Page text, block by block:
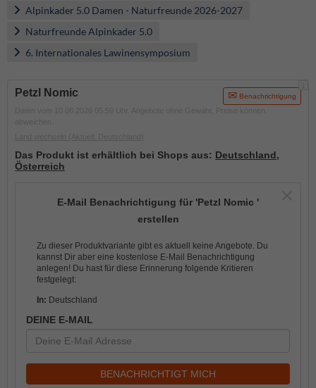
Alpinkader 5.0 Damen - Naturfreunde 2026-2027
Naturfreunde Alpinkader 5.0
6. Internationales Lawinensymposium
Petzl Nomic Benachrichtigung
Das Produkt ist erhältlich bei Shops aus: Deutschland,
Österreich
E-Mail Benachrichtigung für 'Petzl Nomic '
erstellen
Zu dieser Produktvariante gibt es aktuell keine Angebote. Du
kannst Dir aber eine kostenlose E-Mail Benachrichtigung
anlegen! Du hast für diese Erinnerung folgende Kritieren
festgelegt:
In: Deutschland
DEINE E-MAIL
BENACHRICHTIGT MICH